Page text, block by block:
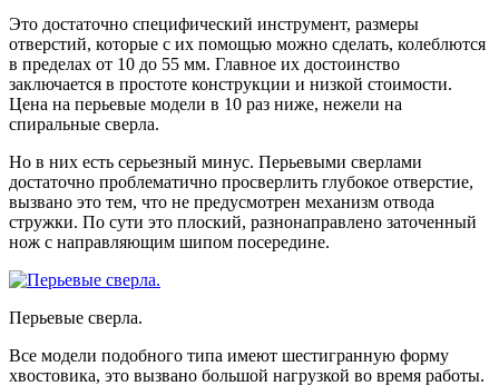
Это достаточно специфический инструмент, размеры
отверстий, которые с их помощью можно сделать, колеблются
в пределах от 10 до 55 мм. Главное их достоинство
заключается в простоте конструкции и низкой стоимости.
Цена на перьевые модели в 10 раз ниже, нежели на
спиральные сверла.
Но в них есть серьезный минус. Перьевыми сверлами
достаточно проблематично просверлить глубокое отверстие,
вызвано это тем, что не предусмотрен механизм отвода
стружки. По сути это плоский, разнонаправлено заточенный
нож с направляющим шипом посередине.
Перьевые сверла.
Все модели подобного типа имеют шестигранную форму
хвостовика, это вызвано большой нагрузкой во время работы.